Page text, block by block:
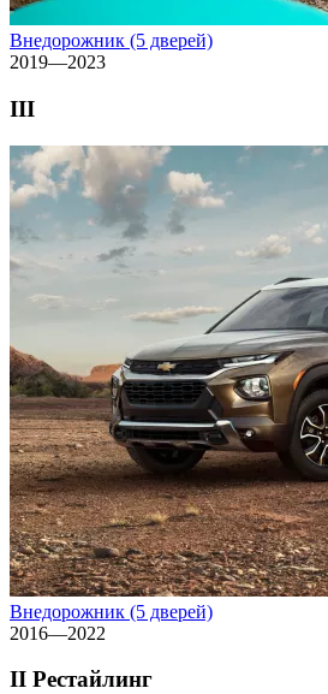
Внедорожник (5 дверей)
2019—2023
III
Внедорожник (5 дверей)
2016—2022
II Рестайлинг